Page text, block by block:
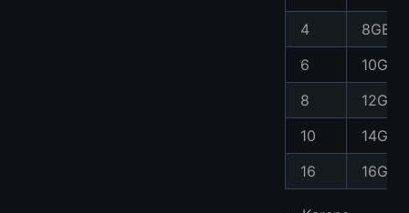
4
8GB
6
10GB
8
12GB
10
14GB
16
16GB